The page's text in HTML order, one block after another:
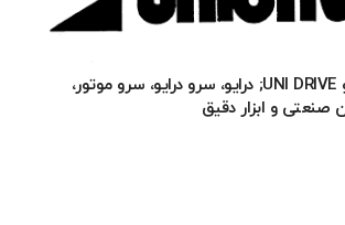
تعمیرات یونی درایو UNI DRIVE; درایو، سرو درایو، سرو موتور،
صنعتی و ابزار دقیق